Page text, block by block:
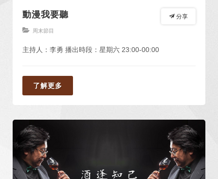
分享
動漫我要聽
周末節目
主持人：李勇 播出時段：星期六 23:00-00:00
了解更多